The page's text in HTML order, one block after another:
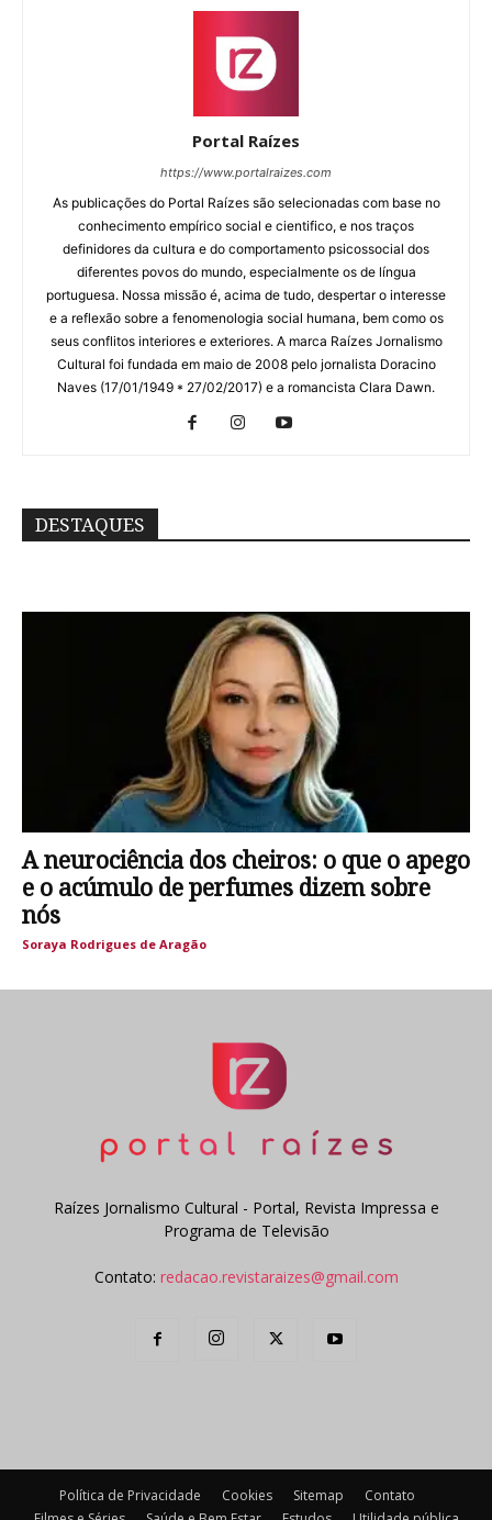
Portal Raízes
https://www.portalraizes.com
As publicações do Portal Raízes são selecionadas com base no
conhecimento empírico social e cientifico, e nos traços
definidores da cultura e do comportamento psicossocial dos
diferentes povos do mundo, especialmente os de língua
portuguesa. Nossa missão é, acima de tudo, despertar o interesse
e a reflexão sobre a fenomenologia social humana, bem como os
seus conflitos interiores e exteriores. A marca Raízes Jornalismo
Cultural foi fundada em maio de 2008 pelo jornalista Doracino
Naves (17/01/1949 * 27/02/2017) e a romancista Clara Dawn.
DESTAQUES
A neurociência dos cheiros: o que o apego
e o acúmulo de perfumes dizem sobre
nós
Soraya Rodrigues de Aragão
Raízes Jornalismo Cultural - Portal, Revista Impressa e
Programa de Televisão
Contato: redacao.revistaraizes@gmail.com
Política de Privacidade Cookies Sitemap
Contato